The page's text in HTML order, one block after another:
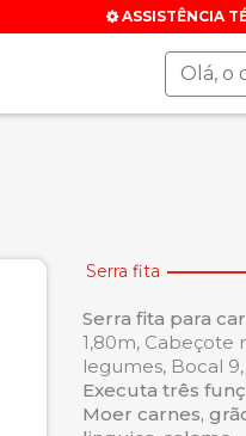
ASSISTÊNCIA
Serra fita
Serra fita para
1,80m, Cabeçote
legumes, Bocal 9,
Executa três
Moer carnes,